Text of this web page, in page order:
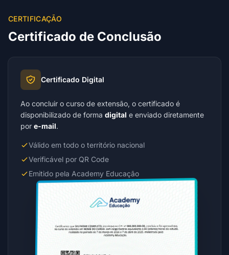
CERTIFICAÇÃO
Certificado de Conclusão
Certificado Digital
Ao concluir o curso de extensão, o certificado é
disponibilizado de forma digital e enviado diretamente
por e-mail.
Válido em todo o território nacional
Verificável por QR Code
Emitido pela Academy Educação